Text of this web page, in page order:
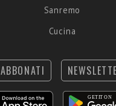
Sanremo
Cucina
ABBONATI